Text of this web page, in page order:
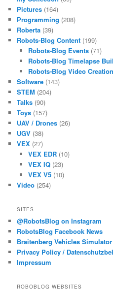
Pictures (164)
Programming (208)
Roberta (39)
Robots-Blog Content (199)
Robots-Blog Events(71)
Robots-Blog Timelapse
Robots-Blog Video
Software (143)
STEM (204)
Talks (90)
Toys (157)
UAV / Drones (26)
UGV (38)
VEX (27)
VEX EDR(10)
VEX IQ(23)
VEX V5(10)
Video (254)
SITES
@RobotsBlog on Instagram
RobotsBlog Facebook News
Braitenberg Vehicles Simulator
Privacy Policy /
Impressum
ROBOBLOG WEBSITES